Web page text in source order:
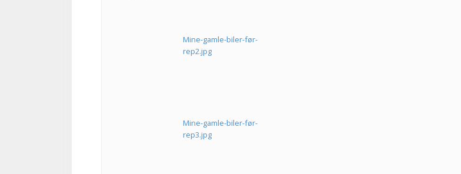
Mine-gamle-biler-før-
rep2.jpg
Mine-gamle-biler-før-
rep3.jpg